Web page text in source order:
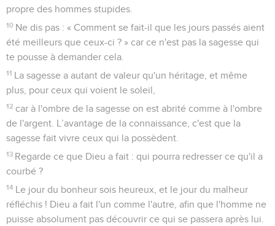
propre des hommes stupides.
10 Ne dis pas : « Comment se fait-il que les jours passés aient
été meilleurs que ceux-ci ? » car ce n'est pas la sagesse qui
te pousse à demander cela.
11 La sagesse a autant de valeur qu'un héritage, et même
plus, pour ceux qui voient le soleil,
12 car à l'ombre de la sagesse on est abrité comme à l'ombre
de l'argent. L’avantage de la connaissance, c'est que la
sagesse fait vivre ceux qui la possèdent.
13 Regarde ce que Dieu a fait : qui pourra redresser ce qu'il a
courbé ?
14 Le jour du bonheur sois heureux, et le jour du malheur
réfléchis ! Dieu a fait l'un comme l'autre, afin que l'homme ne
puisse absolument pas découvrir ce qui se passera après lui.